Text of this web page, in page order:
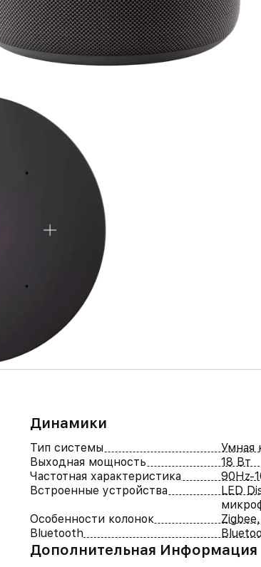
Динамики
Тип системы
Умная
Выходная мощность
18 Вт
Частотная характеристика
90Hz-
Встроенные устройства
LED
Особенности колонок
Bluetooth
Дополнительная Информация